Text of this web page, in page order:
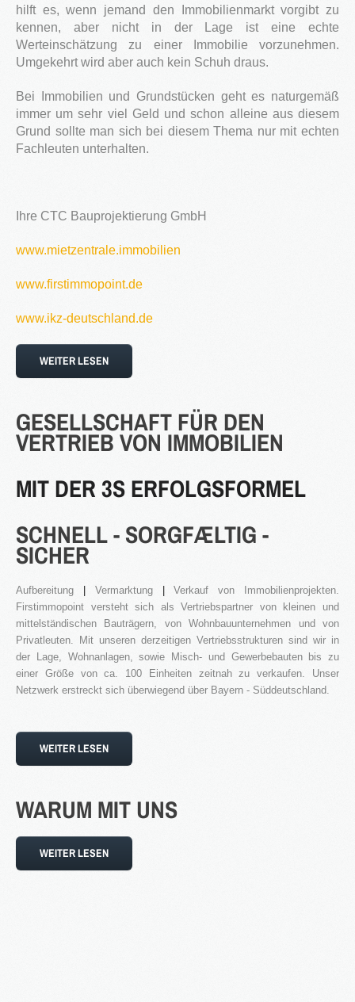
hilft es, wenn jemand den Immobilienmarkt vorgibt zu
kennen, aber nicht in der Lage ist eine echte
Werteinschätzung zu einer Immobilie vorzunehmen.
Umgekehrt wird aber auch kein Schuh draus.
Bei Immobilien und Grundstücken geht es naturgemäß
immer um sehr viel Geld und schon alleine aus diesem
Grund sollte man sich bei diesem Thema nur mit echten
Fachleuten unterhalten.
Ihre CTC Bauprojektierung GmbH
www.mietzentrale.immobilien
www.firstimmopoint.de
www.ikz-deutschland.de
WEITER LESEN
GESELLSCHAFT FÜR DEN
VERTRIEBVON IMMOBILIEN
MIT DER 3S ERFOLGSFORMEL
SCHNELL - SORGFÆLTIG -
SICHER
Aufbereitung |Vermarktung |Verkauf von Immobilienprojekten.
Firstimmopoint versteht sich als Vertriebspartner von kleinen und
mittelständischen Bauträgern, von Wohnbauunternehmen und von
Privatleuten. Mit unseren derzeitigen Vertriebsstrukturen sind wir in
der Lage, Wohnanlagen, sowie Misch- und Gewerbebauten bis zu
einer Größe von ca. 100 Einheiten zeitnah zu verkaufen. Unser
Netzwerk erstreckt sich überwiegend über Bayern - Süddeutschland.
WEITER LESEN
WARUM MIT UNS
WEITER LESEN